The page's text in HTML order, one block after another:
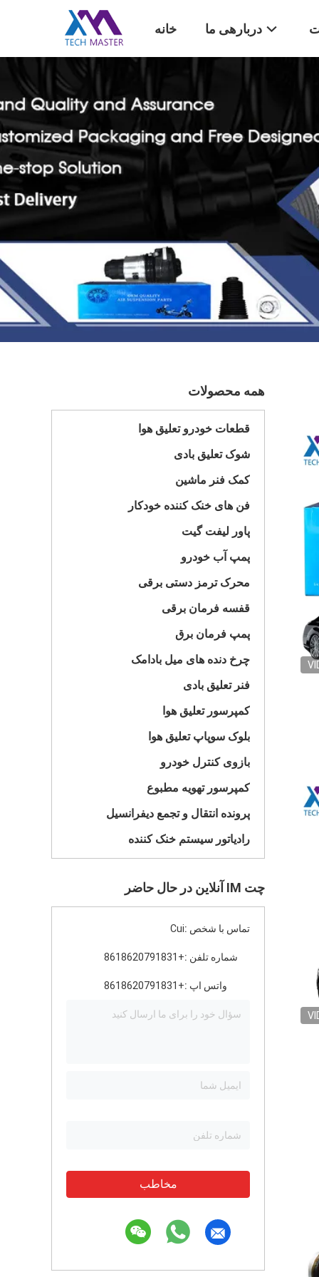
خانه دربارهی ما
همه محصولات
قطعات خودرو تعلیق هوا
شوک تعلیق بادی
کمک فنر ماشین
فن های خنک کننده خودکار
پاور لیفت گیت
پمپ آب خودرو
محرک ترمز دستی برقی
قفسه فرمان برقی
پمپ فرمان برق
چرخ دنده های میل بادامک
فنر تعلیق بادی
کمپرسور تعلیق هوا
بلوک سوپاپ تعلیق هوا
بازوی کنترل خودرو
کمپرسور تهویه مطبوع
پرونده انتقال و تجمع دیفرانسیل
رادیاتور سیستم خنک کننده
چت IM آنلاین در حال حاضر
تماس با شخص :Cui
شماره تلفن :+8618620791831
واتس اپ :+8618620791831
مخاطب